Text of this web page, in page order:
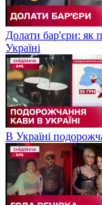
Долати бар'єри: як
Україні
В Україні